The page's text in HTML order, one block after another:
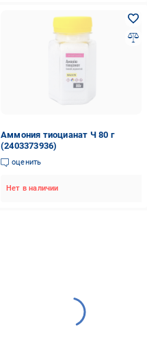
Аммония тиоцианат Ч 80 г
(2403373936)
оценить
Нет в наличии